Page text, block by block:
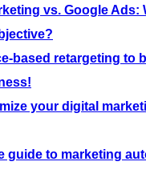
vs. Google Ads:
based retargeting to
your digital
guide to marketing